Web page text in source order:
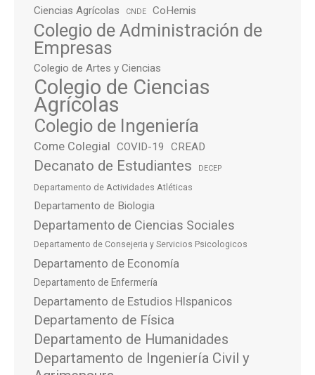
Ciencias Agrícolas CNDE CoHemis
Colegio de Administración de
Empresas
Colegio de Artes y Ciencias
Colegio de Ciencias
Agrícolas
Colegio de Ingeniería
Come Colegial COVID-19 CREAD
Decanato de Estudiantes DECEP
Departamento de Actividades Atléticas
Departamento de Biologia
Departamento de Ciencias Sociales
Departamento de Consejeria y Servicios Psicologicos
Departamento de Economía
Departamento de Enfermería
Departamento de Estudios HIspanicos
Departamento de Física
Departamento de Humanidades
Departamento de Ingeniería Civil y